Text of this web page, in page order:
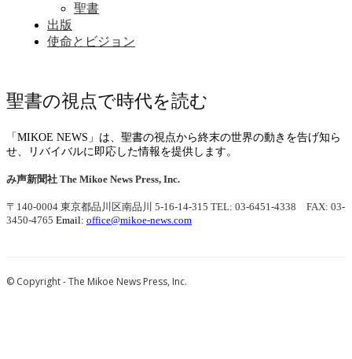
聖書
出版
使命とビジョン
聖書の視点で時代を読む
「MIKOE NEWS」は、聖書の視点から終末の世界の動きを告げ知ら
せ、リバイバルに即応した情報を提供します。
み声新聞社 The Mikoe News Press, Inc.
〒140-0004 東京都品川区南品川 5-16-14-315 TEL: 03-6451-4338 FAX: 03-
3450-4765 Email: office@mikoe-news.com
© Copyright - The Mikoe News Press, Inc.